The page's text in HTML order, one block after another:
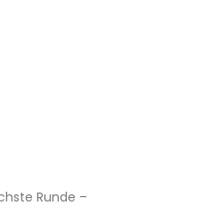
Runde –